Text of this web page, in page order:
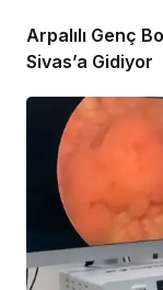
Arpalılı Genç
Sivas’a Gidiyor